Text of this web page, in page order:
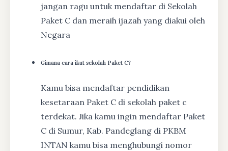
jangan ragu untuk mendaftar di Sekolah
Paket C dan meraih ijazah yang diakui oleh
Negara
Gimana cara ikut sekolah Paket C?
Kamu bisa mendaftar pendidikan
kesetaraan Paket C di sekolah paket c
terdekat. Jika kamu ingin mendaftar Paket
C di Sumur, Kab. Pandeglang di PKBM
INTAN kamu bisa menghubungi nomor